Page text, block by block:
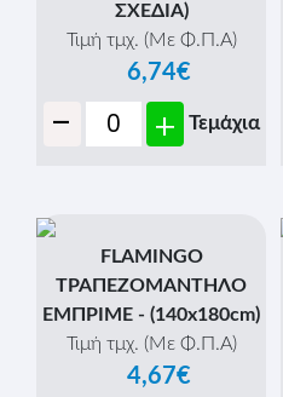
ΣΧΕΔΙΑ)
Τιμή τμχ. (Με Φ.Π.Α)
6,74€
- + Τεμάχια
FLAMINGO
ΤΡΑΠΕΖΟΜΑΝΤΗΛΟ
ΕΜΠΡΙΜΕ - (140x180cm)
Τιμή τμχ. (Με Φ.Π.Α)
4,67€